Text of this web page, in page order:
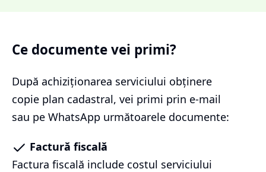
Ce documente vei primi?
După achiziționarea serviciului obținere
copie plan cadastral, vei primi prin e-mail
sau pe WhatsApp următoarele documente:
Factură fiscală
Factura fiscală include costul serviciului